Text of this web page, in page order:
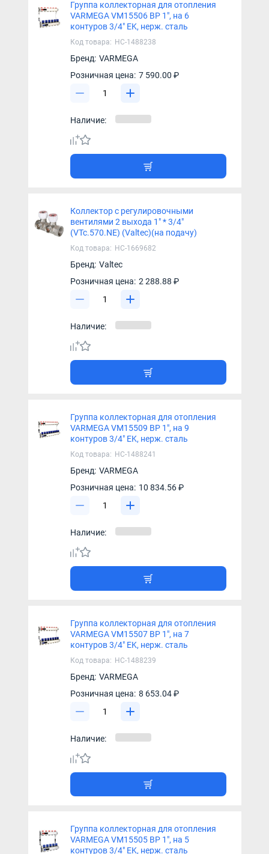
Группа коллекторная для отопления
VARMEGA VM15506 ВР 1", на 6
контуров 3/4" EK, нерж. сталь
Код товара: НС-1488238
Бренд: VARMEGA
Розничная цена: 7 590.00 ₽
Наличие:
Коллектор с регулировочными
вентилями 2 выхода 1" * 3/4"
(VTc.570.NE) (Valtec)(на подачу)
Код товара: НС-1669682
Бренд: Valtec
Розничная цена: 2 288.88 ₽
Наличие:
Группа коллекторная для отопления
VARMEGA VM15509 ВР 1", на 9
контуров 3/4" EK, нерж. сталь
Код товара: НС-1488241
Бренд: VARMEGA
Розничная цена: 10 834.56 ₽
Наличие:
Группа коллекторная для отопления
VARMEGA VM15507 ВР 1", на 7
контуров 3/4" EK, нерж. сталь
Код товара: НС-1488239
Бренд: VARMEGA
Розничная цена: 8 653.04 ₽
Наличие:
Группа коллекторная для отопления
VARMEGA VM15505 ВР 1", на 5
контуров 3/4" EK, нерж. сталь